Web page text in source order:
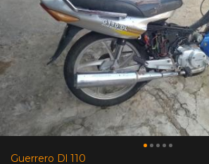
Guerrero Dl 110